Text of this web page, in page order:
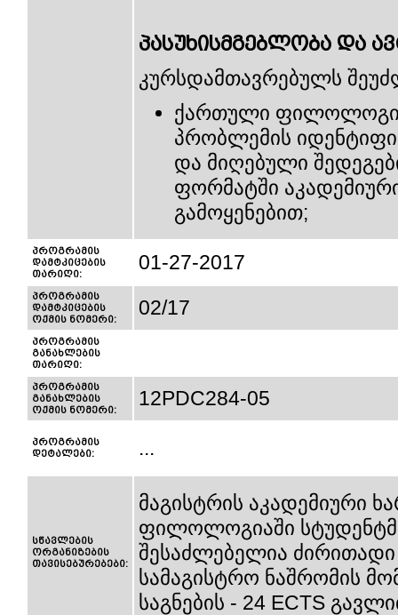
პასუხისმგებლობა და
კურსდამთავრებულს
ქართული
პრობლემის
და მიღებული
ფორმატში
გამოყენებით;
პროგრამის
დამტკიცების
თარიღი:
01-27-2017
პროგრამის
დამტკიცების
ოქმის ნომერი:
02/17
პროგრამის
განახლების
თარიღი:
პროგრამის
განახლების
ოქმის ნომერი:
12PDC284-05
პროგრამის
დეტალები:
...
სწავლების
ორგანიზების
თავისებურებები:
მაგისტრის აკადემიური
ფილოლოგიაში
შესაძლებელია ძირითადი
სამაგისტრო ნაშრომის
საგნების - 24 ECTS